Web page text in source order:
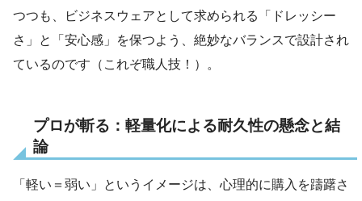
つつも、ビジネスウェアとして求められる「ドレッシー
さ」と「安心感」を保つよう、絶妙なバランスで設計され
ているのです（これぞ職人技！）。
プロが斬る：軽量化による耐久性の懸念と結
論
「軽い＝弱い」というイメージは、心理的に購入を躊躇さ